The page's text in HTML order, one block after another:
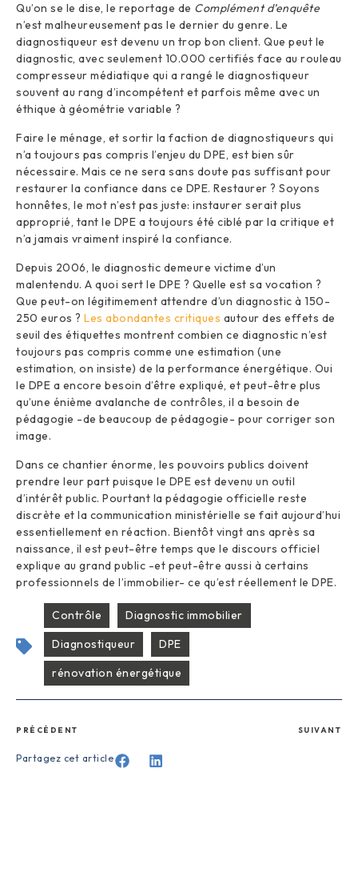
Qu’on se le dise, le reportage de Complément d’enquête
n’est malheureusement pas le dernier du genre. Le
diagnostiqueur est devenu un trop bon client. Que peut le
diagnostic, avec seulement 10.000 certifiés face au rouleau
compresseur médiatique qui a rangé le diagnostiqueur
souvent au rang d’incompétent et parfois même avec un
éthique à géométrie variable ?
Faire le ménage, et sortir la faction de diagnostiqueurs qui
n’a toujours pas compris l’enjeu du DPE, est bien sûr
nécessaire. Mais ce ne sera sans doute pas suffisant pour
restaurer la confiance dans ce DPE. Restaurer ? Soyons
honnêtes, le mot n’est pas juste: instaurer serait plus
approprié, tant le DPE a toujours été ciblé par la critique et
n’a jamais vraiment inspiré la confiance.
Depuis 2006, le diagnostic demeure victime d’un
malentendu. A quoi sert le DPE ? Quelle est sa vocation ?
Que peut-on légitimement attendre d’un diagnostic à 150-
250 euros ? Les abondantes critiques autour des effets de
seuil des étiquettes montrent combien ce diagnostic n’est
toujours pas compris comme une estimation (une
estimation, on insiste) de la performance énergétique. Oui
le DPE a encore besoin d’être expliqué, et peut-être plus
qu’une énième avalanche de contrôles, il a besoin de
pédagogie -de beaucoup de pédagogie- pour corriger son
image.
Dans ce chantier énorme, les pouvoirs publics doivent
prendre leur part puisque le DPE est devenu un outil
d’intérêt public. Pourtant la pédagogie officielle reste
discrète et la communication ministérielle se fait aujourd’hui
essentiellement en réaction. Bientôt vingt ans après sa
naissance, il est peut-être temps que le discours officiel
explique au grand public -et peut-être aussi à certains
professionnels de l’immobilier- ce qu’est réellement le DPE.
Contrôle
Diagnostic immobilier
Diagnostiqueur
DPE
rénovation énergétique
PRÉCÉDENT SUIVANT
Partagez cet article